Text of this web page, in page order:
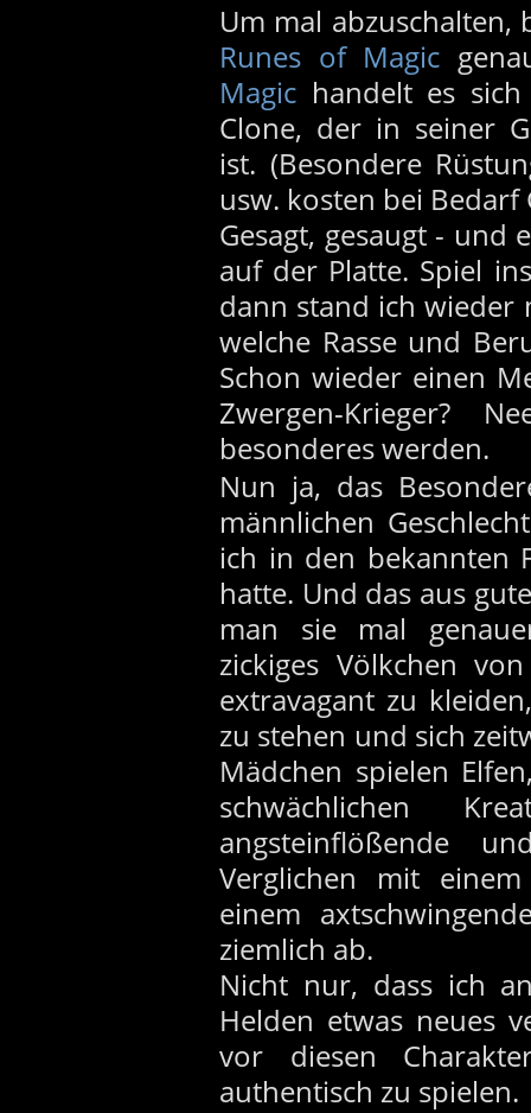
Um mal
Runes of Magic
Magic handelt es
Clone, der in seiner
ist. (Besondere
usw. kosten bei Bedarf
Gesagt, gesaugt - und
auf der Platte. Spiel
dann stand ich wieder
welche Rasse und
Schon wieder einen
Zwergen-Krieger?
besonderes werden.
Nun ja, das
männlichen
ich in den bekannten
hatte. Und das aus
man sie mal
zickiges Völkchen
extravagant zu
zu stehen und sich
Mädchen spielen
schwächlichen
angsteinflößende
Verglichen mit
einem
ziemlich ab.
Nicht nur, dass ich
Helden etwas neues
vor diesen
authentisch zu spielen.